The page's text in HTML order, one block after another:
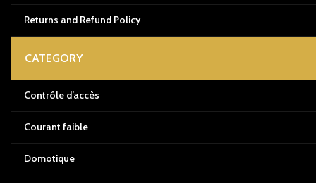
Returns and Refund Policy
CATEGORY
Contrôle d’accès
Courant faible
Domotique